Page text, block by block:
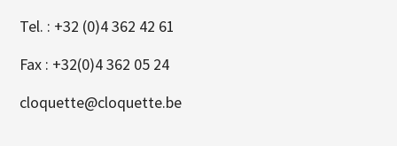
Tel. : +32 (0)4 362 42 61
Fax : +32(0)4 362 05 24
cloquette@cloquette.be